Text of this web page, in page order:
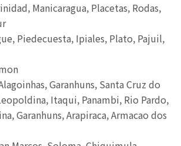
Manicaragua, Placetas, Rodas,
Piedecuesta, Ipiales, Plato, Pajuil,
Garanhuns, Santa Cruz do
Itaqui, Panambi, Rio Pardo,
Garanhuns, Arapiraca, Armacao dos